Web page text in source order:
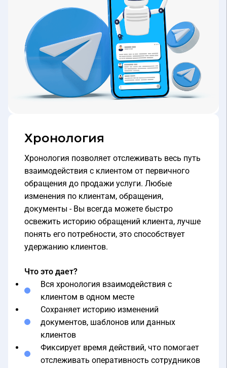
Хронология позволяет отслеживать весь путь
взаимодействия с клиентом от первичного
обращения до продажи услуги. Любые
изменения по клиентам, обращения,
документы - Вы всегда можете быстро
освежить историю обращений клиента, лучше
понять его потребности, это способствует
удержанию клиентов.
Вся хронология взаимодействия с
клиентом в одном месте
Сохраняет историю изменений
документов, шаблонов или данных
клиентов
Фиксирует время действий, что помогает
отслеживать оперативность сотрудников